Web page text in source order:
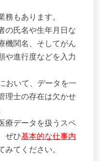
もあります。
の氏名や生年月日な
機関名、そしてがん
や進行度などを入力
おいて、データを一
理士の存在は欠かせ
療データを扱うスペ
ぜひ基本的な仕事内
みてください。